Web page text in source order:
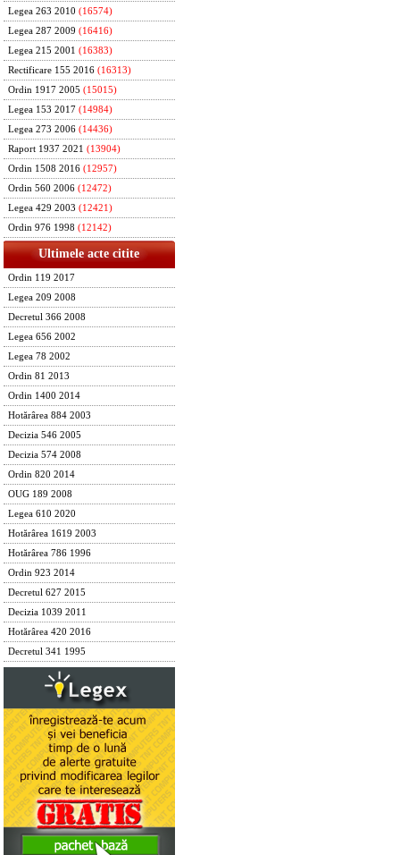
Legea 263 2010 (16574)
Legea 287 2009 (16416)
Legea 215 2001 (16383)
Rectificare 155 2016 (16313)
Ordin 1917 2005 (15015)
Legea 153 2017 (14984)
Legea 273 2006 (14436)
Raport 1937 2021 (13904)
Ordin 1508 2016 (12957)
Ordin 560 2006 (12472)
Legea 429 2003 (12421)
Ordin 976 1998 (12142)
Ultimele acte citite
Ordin 119 2017
Legea 209 2008
Decretul 366 2008
Legea 656 2002
Legea 78 2002
Ordin 81 2013
Ordin 1400 2014
Hotărârea 884 2003
Decizia 546 2005
Decizia 574 2008
Ordin 820 2014
OUG 189 2008
Legea 610 2020
Hotărârea 1619 2003
Hotărârea 786 1996
Ordin 923 2014
Decretul 627 2015
Decizia 1039 2011
Hotărârea 420 2016
Decretul 341 1995